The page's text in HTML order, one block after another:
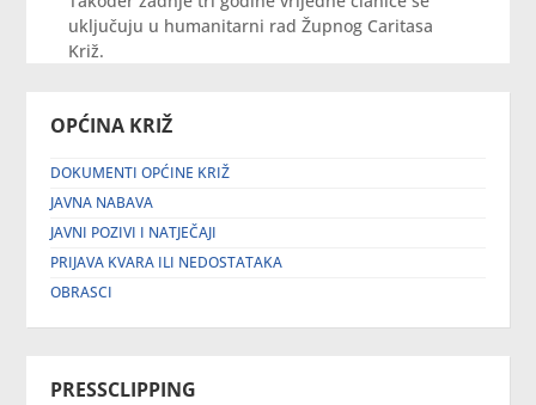
OPĆINA KRIŽ
DOKUMENTI OPĆINE KRIŽ
JAVNA NABAVA
JAVNI POZIVI I NATJEČAJI
PRIJAVA KVARA ILI NEDOSTATAKA
OBRASCI
PRESSCLIPPING
uključuju u humanitarni rad Župnog Caritasa
Križ.